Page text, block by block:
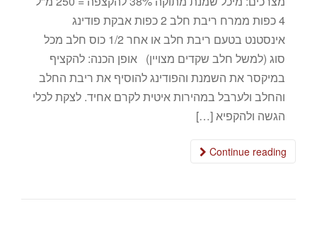
4 כפות ממרח ריבת חלב 2 כפות אבקת פודינג
אינסטנט בטעם ריבת חלב או אחר 1/2 כוס חלב מכל
סוג (למשל חלב שקדים מצויין) אופן הכנה: להקציף
במיקסר את השמנת והפודינג להוסיף את ריבת החלב
והחלב ולערבל במהירות איטית לקרם אחיד. לצקת לכלי
הגשה ולהקפיא […]
Continue reading